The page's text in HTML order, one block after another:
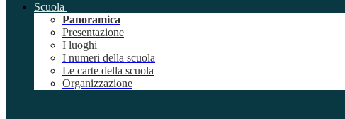
Scuola
Panoramica
Presentazione
I luoghi
I numeri della scuola
Le carte della scuola
Organizzazione